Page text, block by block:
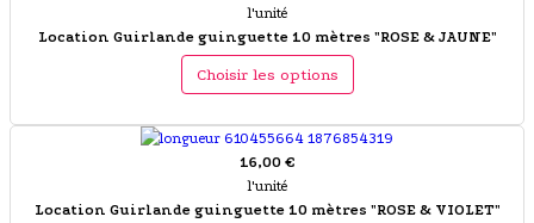
l'unité
Location Guirlande guinguette 10 mètres "ROSE & JAUNE"
Choisir les options
16,00 €
l'unité
Location Guirlande guinguette 10 mètres "ROSE & VIOLET"